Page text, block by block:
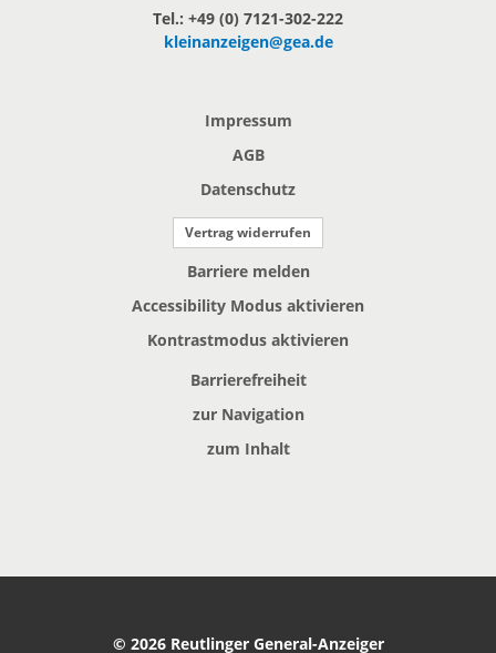
Tel.: +49 (0) 7121-302-222
kleinanzeigen@gea.de
Impressum
AGB
Datenschutz
Vertrag widerrufen
Barriere melden
Accessibility Modus aktivieren
Kontrastmodus aktivieren
Barrierefreiheit
zur Navigation
zum Inhalt
© 2026 Reutlinger General-Anzeiger